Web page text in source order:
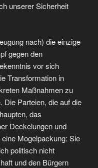
unserer Sicherheit
nach) die einzige
gegen den
vor sich
Transformation in
Maßnahmen zu
Die Parteien, die auf die
das
Deckelungen und
Mogelpackung: Sie
politisch nicht
und den Bürgern